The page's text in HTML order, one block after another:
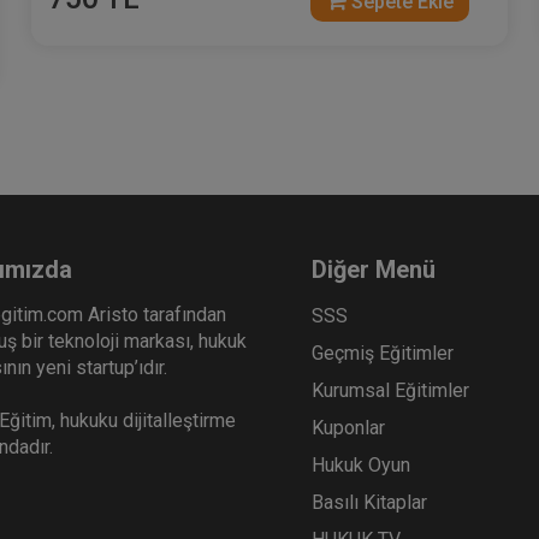
Aristo tarafından
bir teknoloji markası, hukuk
yeni startup’ıdır.
hukuku dijitalleştirme
Diğer Menü
SSS
Geçmiş Eğitimler
Kurumsal Eğitimler
Kuponlar
Hukuk Oyun
Basılı Kitaplar